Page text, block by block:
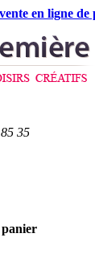
en ligne de
35